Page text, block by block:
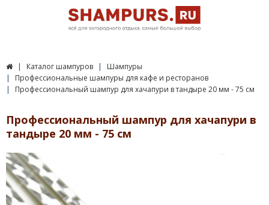
Каталог шампуров
Шампуры
Профессиональные шампуры для кафе и ресторанов
Профессиональный шампур для хачапури в тандыре 20 мм - 75 см
Профессиональный шампур для хачапури в
тандыре 20 мм - 75 см